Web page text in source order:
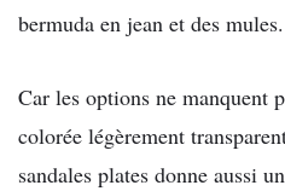
bermuda en jean et des mules.
Car les options ne manquent
colorée légèrement
sandales plates donne aussi